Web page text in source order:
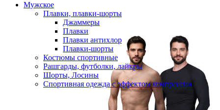
Мужское
Плавки, плавки-шорты
Джаммеры
Плавки
Плавки антихлор
Плавки-шорты
Костюмы спортивные
Рашгарды, футболки, лайкры
Шорты, Лосины
Спортивная одежда с эффектом компрессии